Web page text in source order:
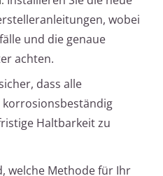
wobei
und die genaue
achten.
dass alle
Haltbarkeit zu
welche Methode für Ihr